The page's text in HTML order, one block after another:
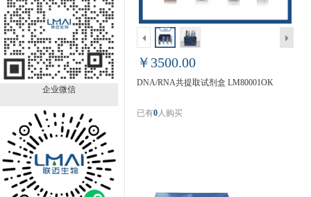
企业微信
已有0 人购买
销量排行
DNA抽提试剂＝
25:24:1（PH>7.8）
￥3500.00
DNA/RNA共提取试剂盒 LM80001OK
已有0人购买